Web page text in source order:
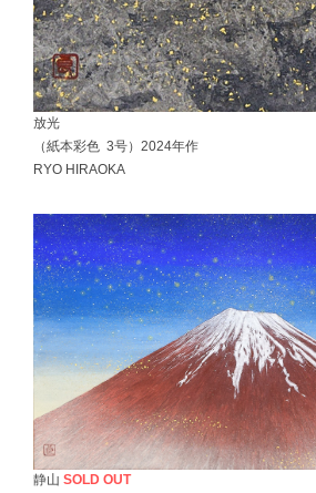
放光
（紙本彩色 3号）2024年作
RYO HIRAOKA
静山 SOLD OUT